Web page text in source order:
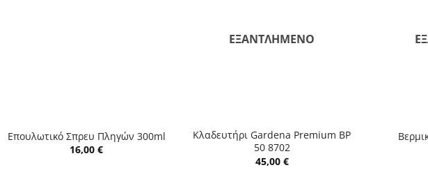
Επουλωτικό Σπρευ Πληγών 300ml
16,00€
ΕΞΑΝΤΛΗΜΈΝΟ
Κλαδευτήρι Gardena Premium BP
50 8702
45,00 €